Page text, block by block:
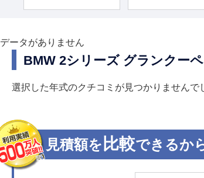
データがありません
BMW 2シリーズ グランクー
選択した年式のクチコミが見つかりませんで
見積額を 比較できるか